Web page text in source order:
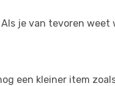
je van tevoren weet
een kleiner item